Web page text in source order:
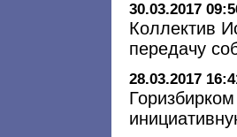
30.03.2017
Коллектив
передачу
28.03.2017